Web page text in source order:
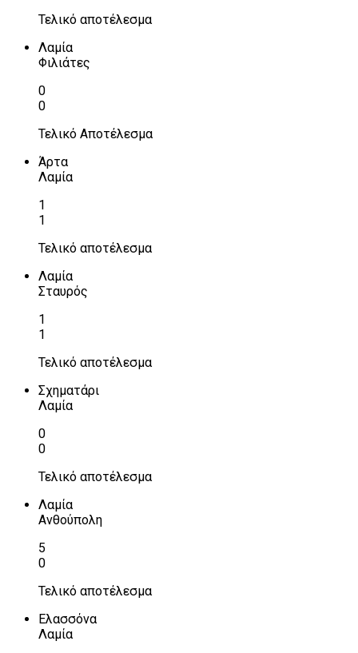
Τελικό αποτέλεσμα
Λαμία
Φιλιάτες
0
0
Τελικό Αποτέλεσμα
Άρτα
Λαμία
1
1
Τελικό αποτέλεσμα
Λαμία
Σταυρός
1
1
Τελικό αποτέλεσμα
Σχηματάρι
Λαμία
0
0
Τελικό αποτέλεσμα
Λαμία
Ανθούπολη
5
0
Τελικό αποτέλεσμα
Ελασσόνα
Λαμία